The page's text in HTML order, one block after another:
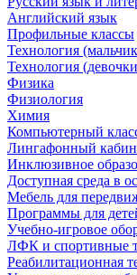
Английский язык
Профильные классы
Технология
Технология
Физика
Физиология
Химия
Компьютерный
Лингафонный
Инклюзивное
Доступная среда в
Мебель для
Программы для
Учебно-игровое
ЛФК и спортивные
Реабилитационная